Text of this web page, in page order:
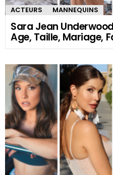
ACTEURS MANNEQUINS
Sara Jean
Age, Taille, Mariage,